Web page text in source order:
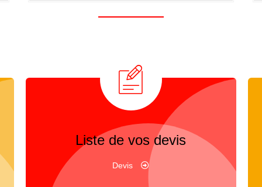
Liste de vos devis
Devis